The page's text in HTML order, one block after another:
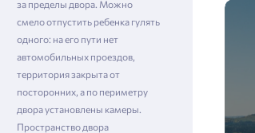
за пределы двора. Можно
смело отпустить ребенка гулять
одного: на его пути нет
автомобильных проездов,
территория закрыта от
посторонних, а по периметру
двора установлены камеры. ​​​​​​​
Пространство двора